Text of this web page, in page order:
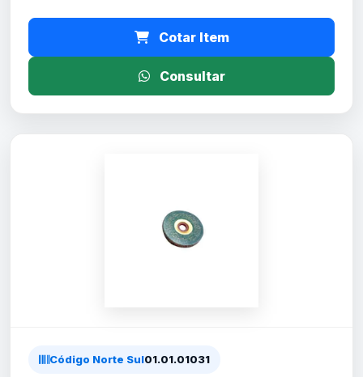
Cotar Item
Consultar
Código Norte Sul01.01.01031